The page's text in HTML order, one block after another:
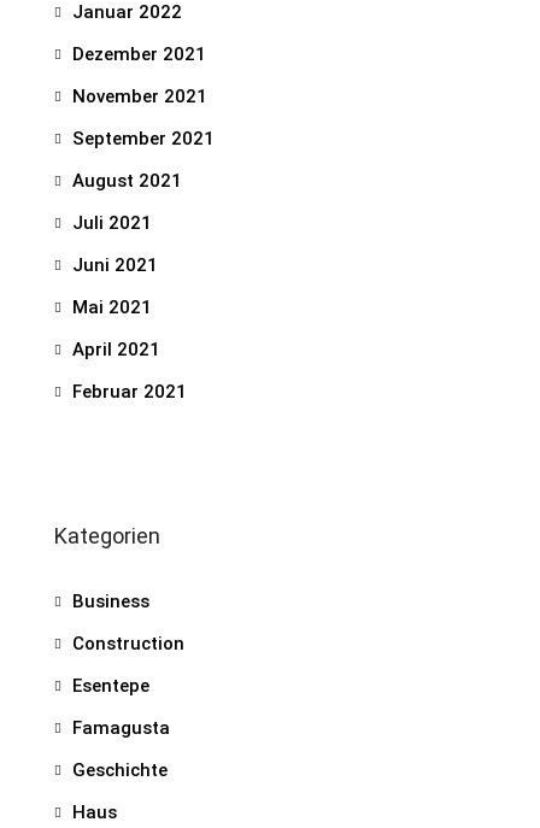
Januar 2022
Dezember 2021
November 2021
September 2021
August 2021
Juli 2021
Juni 2021
Mai 2021
April 2021
Februar 2021
Kategorien
Business
Construction
Esentepe
Famagusta
Geschichte
Haus